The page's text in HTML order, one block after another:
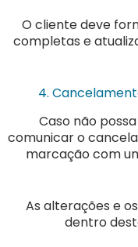
O cliente deve
completas e
4.
Caso não
comunicar o
marcação com
As alterações e
dentro